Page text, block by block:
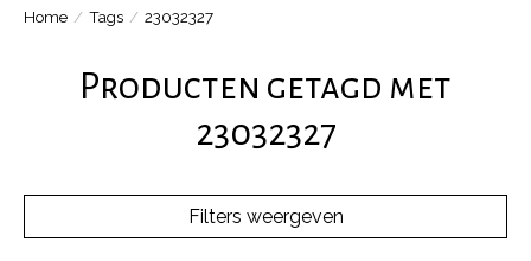
Home / Tags / 23032327
Producten getagd met
23032327
Filters weergeven